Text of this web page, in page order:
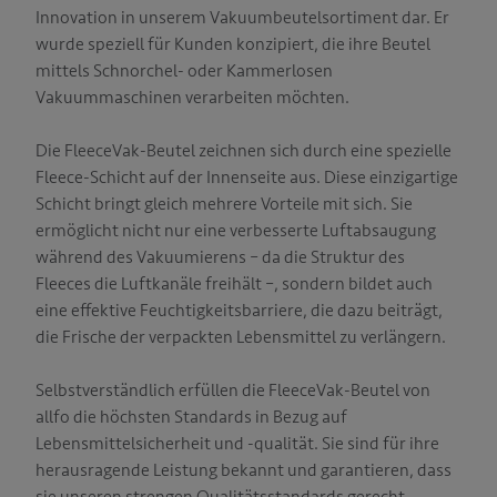
Innovation in unserem Vakuumbeutelsortiment dar. Er
wurde speziell für Kunden konzipiert, die ihre Beutel
mittels Schnorchel- oder Kammerlosen
Vakuummaschinen verarbeiten möchten.
Die FleeceVak-Beutel zeichnen sich durch eine spezielle
Fleece-Schicht auf der Innenseite aus. Diese einzigartige
Schicht bringt gleich mehrere Vorteile mit sich. Sie
ermöglicht nicht nur eine verbesserte Luftabsaugung
während des Vakuumierens – da die Struktur des
Fleeces die Luftkanäle freihält –, sondern bildet auch
eine effektive Feuchtigkeitsbarriere, die dazu beiträgt,
die Frische der verpackten Lebensmittel zu verlängern.
Selbstverständlich erfüllen die FleeceVak-Beutel von
allfo die höchsten Standards in Bezug auf
Lebensmittelsicherheit und -qualität. Sie sind für ihre
herausragende Leistung bekannt und garantieren, dass